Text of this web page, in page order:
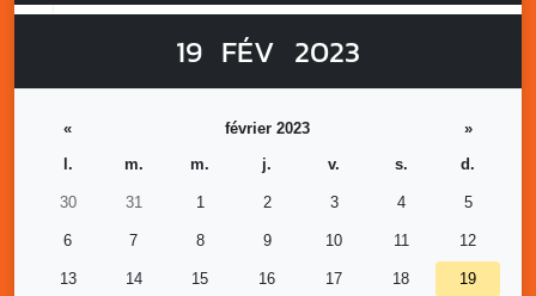
19 FÉV 2023
« février 2023
»
l.
m. m. j. v. s. d.
30 31 1 2 3 4 5
6 7 8 9 10 11 12
13 14 15 16 17 18 19